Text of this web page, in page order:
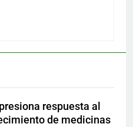
respuesta al
de medicinas